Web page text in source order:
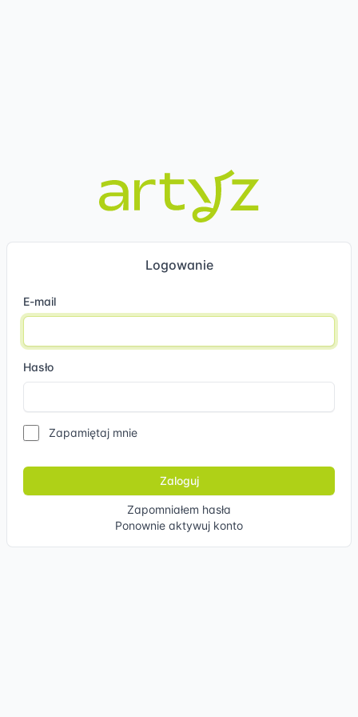
Logowanie
E-mail
Hasło
Zapamiętaj mnie
Zapomniałem hasła
Ponownie aktywuj konto